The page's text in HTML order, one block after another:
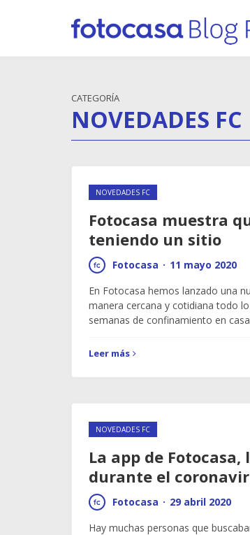
CATEGORÍA
NOVEDADES FC
NOVEDADES FC
Fotocasa muestra
teniendo un sitio
Fotocasa · 11 mayo 2020
En Fotocasa hemos lanzado una
manera cercana y cotidiana todo
semanas de confinamiento en
Leer más
NOVEDADES FC
La app de
durante el
Fotocasa · 29 abril 2020
Hay muchas personas que